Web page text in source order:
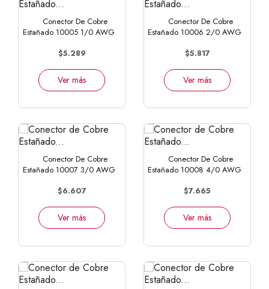
Conector De Cobre
Estañado 10005 1/0 AWG
$5.289
Ver más
Conector De Cobre
Estañado 10006 2/0 AWG
$5.817
Ver más
Conector De Cobre
Estañado 10007 3/0 AWG
$6.607
Ver más
Conector De Cobre
Estañado 10008 4/0 AWG
$7.665
Ver más